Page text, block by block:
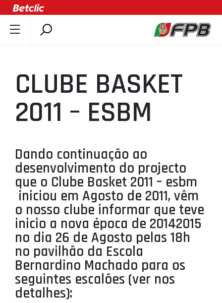
ÚLTIMAS
COMPETIÇÕES
ASSOCIAÇÕES
AGENTES
AGENDA
SELEÇÕES
MINIBASQUETE
ÁREA TÉCNICA
PROJETOS
LIGA BETCLIC MASCULINA
LIGA BETCLIC FEMININA
CLUBE BASKET
2011 – ESBM
Dando continuação ao
desenvolvimento do projecto
que o Clube Basket 2011 – esbm
iniciou em Agosto de 2011, vêm
o nosso clube informar que teve
inicio a nova época de 20142015
no dia 26 de Agosto pelas 18h
no pavilhão da Escola
Bernardino Machado para os
seguintes escalões (ver nos
detalhes):